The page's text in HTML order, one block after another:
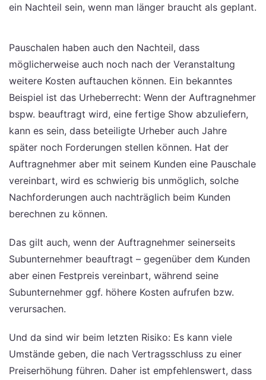
ein Nachteil sein, wenn man länger braucht als geplant.
Pauschalen haben auch den Nachteil, dass
möglicherweise auch noch nach der Veranstaltung
weitere Kosten auftauchen können. Ein bekanntes
Beispiel ist das Urheberrecht: Wenn der Auftragnehmer
bspw. beauftragt wird, eine fertige Show abzuliefern,
kann es sein, dass beteiligte Urheber auch Jahre
später noch Forderungen stellen können. Hat der
Auftragnehmer aber mit seinem Kunden eine Pauschale
vereinbart, wird es schwierig bis unmöglich, solche
Nachforderungen auch nachträglich beim Kunden
berechnen zu können.
Das gilt auch, wenn der Auftragnehmer seinerseits
Subunternehmer beauftragt – gegenüber dem Kunden
aber einen Festpreis vereinbart, während seine
Subunternehmer ggf. höhere Kosten aufrufen bzw.
verursachen.
Und da sind wir beim letzten Risiko: Es kann viele
Umstände geben, die nach Vertragsschluss zu einer
Preiserhöhung führen. Daher ist empfehlenswert, dass